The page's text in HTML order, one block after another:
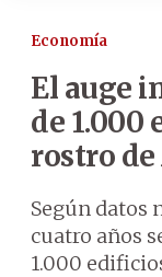
Economía
El auge
de 1.000
rostro
Según datos
cuatro años
1.000